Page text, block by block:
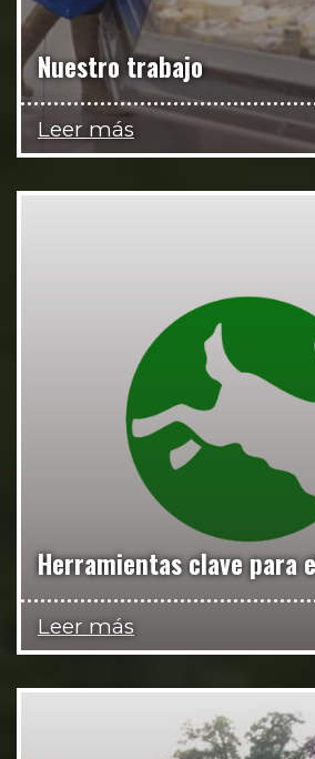
Nuestro trabajo
Leer más
Herramientas clave para
Leer más